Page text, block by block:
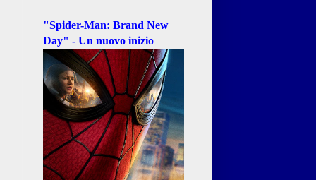
"Spider-Man: Brand New
Day" - Un nuovo inizio